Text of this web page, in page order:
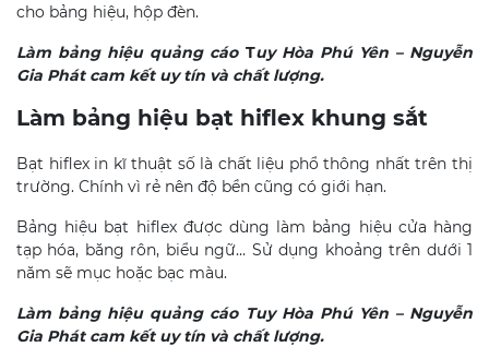
cho bảng hiệu, hộp đèn.
Làm bảng hiệu quảng cáo Tuy Hòa Phú Yên– Nguyễn
Gia Phát cam kết uy tín và chất lượng.
Làm bảng hiệu bạt hiflex khung sắt
Bạt hiflex in kĩ thuật số là chất liệu phổ thông nhất trên thị
trường. Chính vì rẻ nên độ bền cũng có giới hạn.
Bảng hiệu bạt hiflex được dùng làm bảng hiệu cửa hàng
tạp hóa, băng rôn, biểu ngữ… Sử dụng khoảng trên dưới 1
năm sẽ mục hoặc bạc màu.
Làm bảng hiệu quảng cáo Tuy Hòa Phú Yên – Nguyễn
Gia Phát cam kết uy tín và chất lượng.